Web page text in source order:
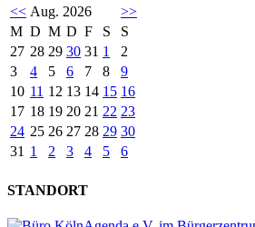
<< Aug. 2026
>>
M D M D F S
S
27 28 29 30 31 1
2
3
4 5 6 7 8
9
10 11 12 13 14 15 16
17 18 19 20 21 22 23
24 25 26 27 28 29 30
31 1 2 3 4 5 6
STANDORT